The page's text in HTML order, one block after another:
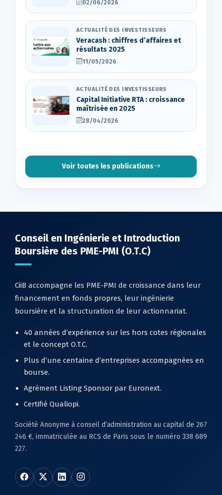
02/06/2026
ACTUALITÉ DES INVESTISSEURS
Veracash : chiffres d’affaires et
résultats 2025
11/05/2026
ACTUALITÉ DES INVESTISSEURS
Capital Initiative RTA : croissance
maîtrisée en 2025
28/04/2026
Voir toutes les publications
Conseil en Ingénierie et Introduction
Boursière des PME-PMI (O.T.C)
CiiB accompagne les PME-PMI de croissance dans leur
financement en fonds propres, leur ingénierie
boursière et la structuration de leur actionnariat.
40 années d’expérience sur les hors cotes régionales
et le concept O.T.C.
Plus d’une centaine d’entreprises accompagnées en
bourse.
Agrément Listing Sponsor par Euronext.
Certifié Qualiopi.
Société Anonyme à conseil d’administration au capital de 267
246 €, immatriculée au RCS de Paris sous le numéro 338 689
227.